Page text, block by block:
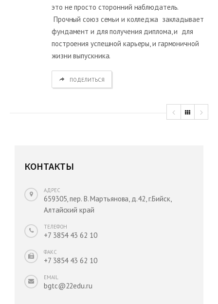
это не просто сторонний наблюдатель.
Прочный союз семьи и колледжа закладывает
фундамент и для получения диплома, и для
построения успешной карьеры, и гармоничной
жизни выпускника.
ПОДЕЛИТЬСЯ
КОНТАКТЫ
АДРЕС
659305, пер. В. Мартьянова, д.42, г.Бийск,
Алтайский край
ТЕЛЕФОН
+7 3854 43 62 10
ФАКС
+7 3854 43 62 10
EMAIL
bgtc@22edu.ru